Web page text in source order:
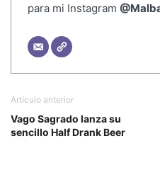
para mi Instagram
Artículo anterior
Vago Sagrado lanza su
sencillo Half Drank Beer